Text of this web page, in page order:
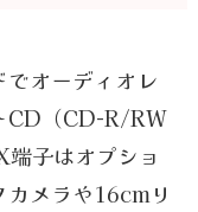
オーディオレ
CD（CD-R/RW
子はオプショ
メラや16cmリ